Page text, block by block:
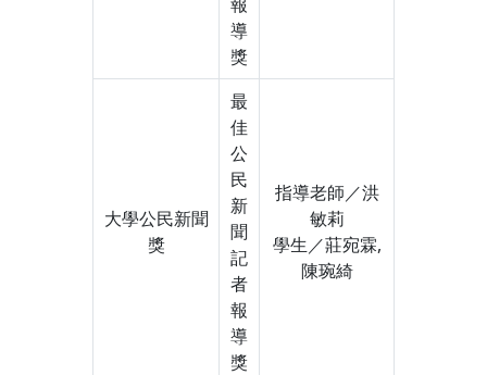
導
獎
大學公民新聞
獎
最
佳
公
民
新
聞
記
者
報
導
獎
指導老師／洪
敏莉
學生／莊宛霖,
陳琬綺